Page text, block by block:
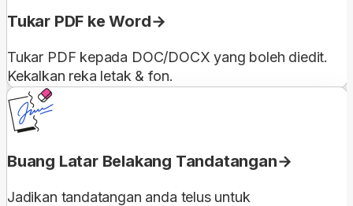
Tukar PDF ke Word
Tukar PDF kepada DOC/DOCX yang boleh diedit.
Kekalkan reka letak & fon.
Buang Latar Belakang Tandatangan
Jadikan tandatangan anda telus untuk